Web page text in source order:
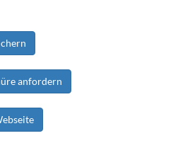
anfordern